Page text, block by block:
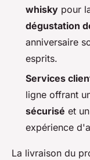
whisky pour
dégustation
anniversaire
esprits.
Services
ligne offrant
sécurisé et
expérience
La livraison du